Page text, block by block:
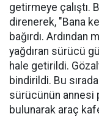
getirmeye çalıştı.
direnerek, "Bana
bağırdı.
yağdıran sürücü
hale getirildi.
bindirildi. Bu
sürücünün annesi
bulunarak araç